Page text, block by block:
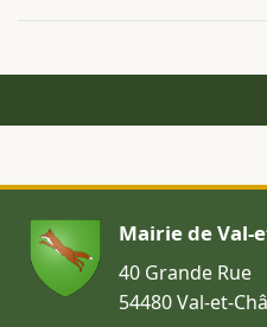
Mairie de Val-
40 Grande Rue
54480 Val-et-